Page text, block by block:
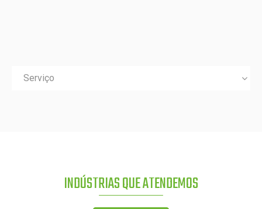
Serviço
INDÚSTRIAS QUE ATENDEMOS